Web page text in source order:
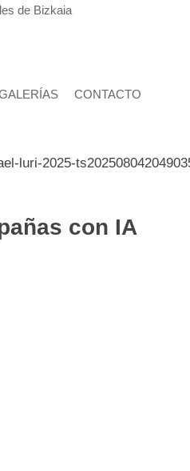
CONTACTO
con IA